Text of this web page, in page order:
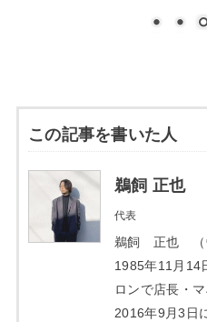
この記事を書いた人
鵜飼 正也
代表
鵜飼 正也 （
1985年11月
ロンで店長・
2016年9月3日